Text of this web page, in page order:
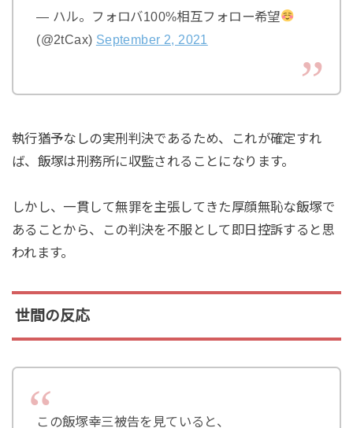
— ハル。フォロバ100%相互フォロー希望
(@2tCax) September 2, 2021
執行猶予なしの実刑判決であるため、これが確定すれ
ば、飯塚は刑務所に収監されることになります。
しかし、一貫して無罪を主張してきた厚顔無恥な飯塚で
あることから、この判決を不服として即日控訴すると思
われます。
世間の反応
この飯塚幸三被告を見ていると、